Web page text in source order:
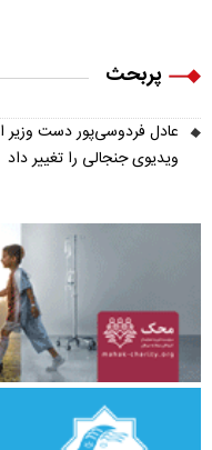
پربحث
عادل فردوسی‌پور دست وزیر
ویدیوی جنجالی را تغییر داد